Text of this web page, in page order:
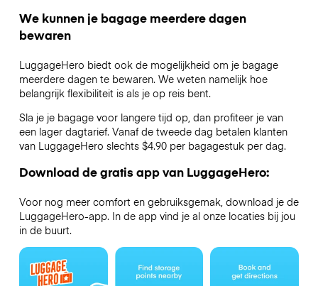
We kunnen je bagage meerdere dagen
bewaren
LuggageHero biedt ook de mogelijkheid om je bagage
meerdere dagen te bewaren. We weten namelijk hoe
belangrijk flexibiliteit is als je op reis bent.
Sla je je bagage voor langere tijd op, dan profiteer je van
een lager dagtarief. Vanaf de tweede dag betalen klanten
van LuggageHero slechts $4.90 per bagagestuk per dag.
Download de gratis app van LuggageHero:
Voor nog meer comfort en gebruiksgemak, download je de
LuggageHero-app. In de app vind je al onze locaties bij jou
in de buurt.